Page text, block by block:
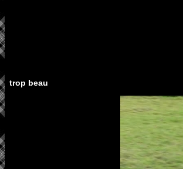
trop beau